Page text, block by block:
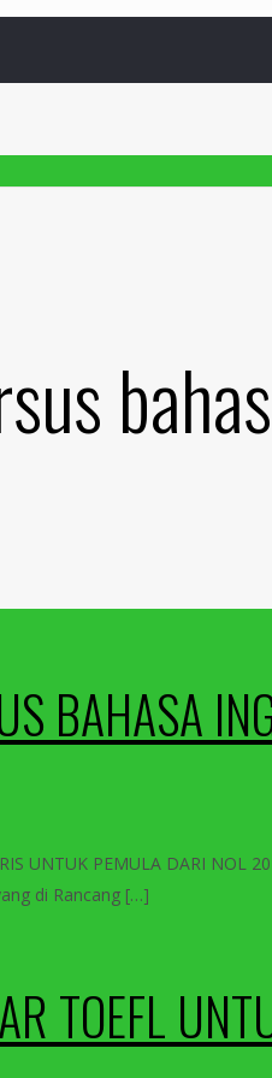
BAHASA
UNTUK PEMULA DARI NOL
di Rancang […]
TOEFL